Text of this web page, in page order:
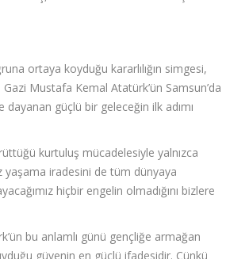
ortaya koyduğu kararlılığın simgesi,
Mustafa Kemal Atatürk’ün Samsun’da
güçlü bir geleceğin ilk adımı
kurtuluş mücadelesiyle yalnızca
yaşama iradesini de tüm dünyaya
hiçbir engelin olmadığını bizlere
bu anlamlı günü gençliğe armağan
güvenin en güçlü ifadesidir. Çünkü